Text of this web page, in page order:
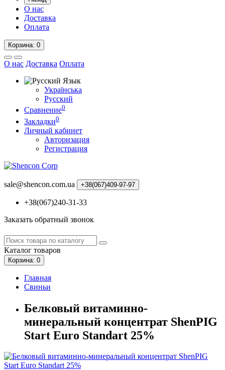
О нас
Доставка
Оплата
Корзина: 0
О нас Доставка Оплата
Язык
Українська
Русский
Сравнение0
Закладки0
Личный кабинет
Авторизация
Регистрация
sale@shencon.com.ua +38(067)409-97-97
+38(067)240-31-33
Заказать обратный звонок
Каталог товаров
Корзина: 0
Главная
Свиньи
Белковый витаминно-
минеральный концентрат ShenPIG
Start Euro Standart 25%